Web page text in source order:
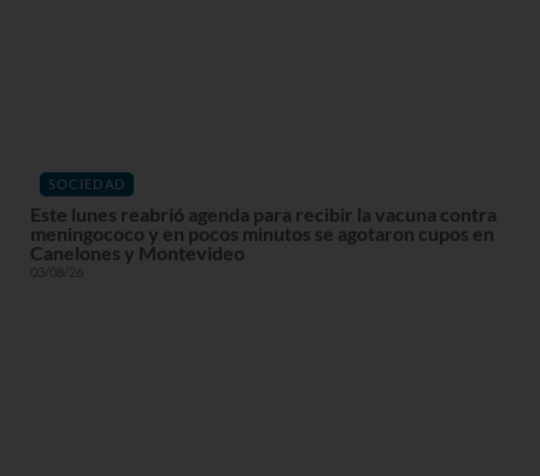
SOCIEDAD
Este lunes reabrió agenda para recibir la vacuna contra
meningococo y en pocos minutos se agotaron cupos en
Canelones y Montevideo
03/08/26